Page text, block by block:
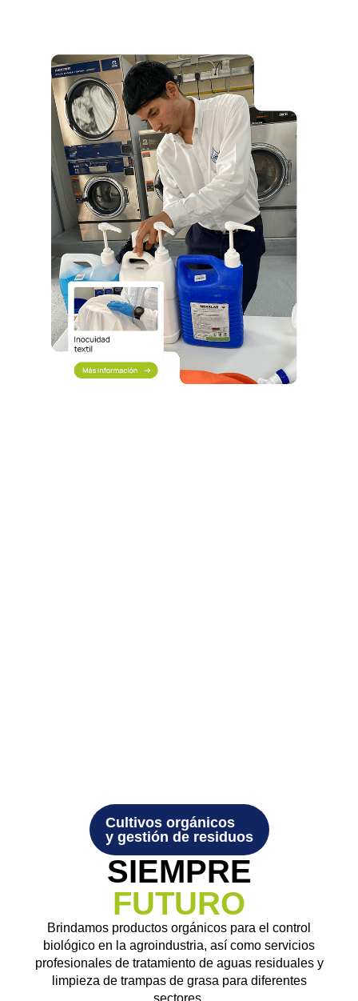
Cultivos orgánicos
y gestión de residuos
SIEMPRE
FUTURO
Brindamos productos orgánicos para el control
biológico en la agroindustria, así como servicios
profesionales de tratamiento de aguas residuales y
limpieza de trampas de grasa para diferentes